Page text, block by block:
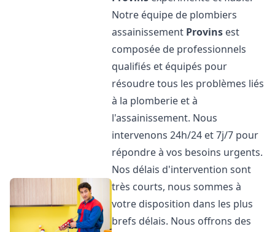
Notre équipe de plombiers
assainissement Provins est
composée de professionnels
qualifiés et équipés pour
résoudre tous les problèmes liés
à la plomberie et à
l'assainissement. Nous
intervenons 24h/24 et 7j/7 pour
répondre à vos besoins urgents.
Nos délais d'intervention sont
très courts, nous sommes à
votre disposition dans les plus
brefs délais. Nous offrons des